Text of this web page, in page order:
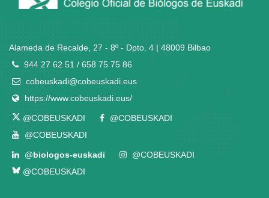
Alameda de Recalde, 27 - 8º - Dpto. 4 | 48009 Bilbao
944 27 62 51 / 658 75 75 86
cobeuskadi@cobeuskadi.eus
https://www.cobeuskadi.eus/
@COBEUSKADI
@COBEUSKADI
@COBEUSKADI
@biologos-euskadi
@COBEUSKADI
@COBEUSKADI